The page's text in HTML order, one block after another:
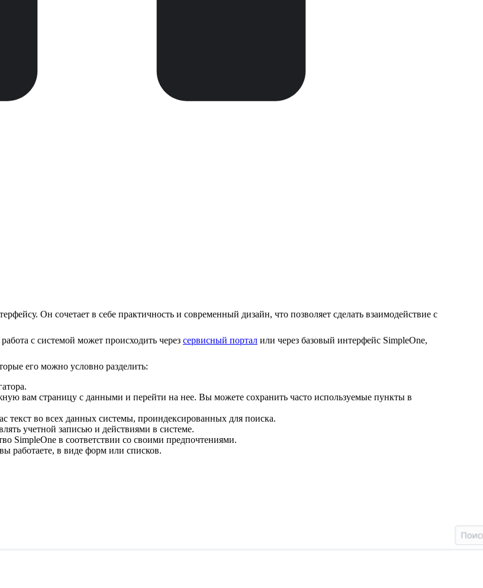
Он сочетает в себе практичность и современный дизайн, что позволяет сделать взаимодействие с
с системой может происходить через сервисный портал или через базовый интерфейс SimpleOne,
его можно условно разделить:
вам страницу с данными и перейти на нее. Вы можете сохранить часто используемые пункты в
текст во всех данных системы, проиндексированных для поиска.
учетной записью и действиями в системе.
SimpleOne в соответствии со своими предпочтениями.
работаете, в виде форм или списков.